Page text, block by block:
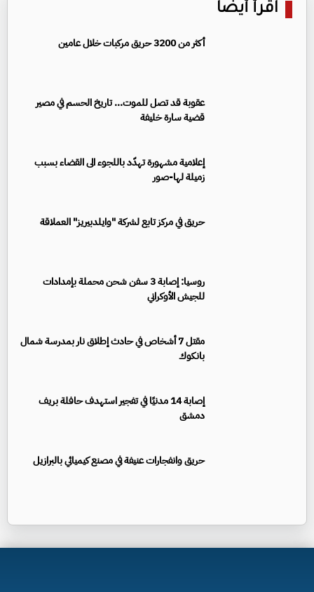
اقرأ أيضا
أكثر من 3200 حريق مركبات خلال عامين
عقوبة قد تصل للموت... تاريخ الحسم في مصير
قضية سارة خليفة
إعلامية مشهورة تهدّد باللجوء الى القضاء بسبب
زميلة لها-صور
حريق في مركز تابع لشركة "وايلدبيريز" العملاقة
روسيا: إصابة 3 سفن شحن محملة بإمدادات
للجيش الأوكراني
مقتل 7 أشخاص في حادث إطلاق نار بمدرسة شمال
بانكوك
إصابة 14 مدنيًا في تفجير استهدف حافلة بريف
دمشق
حريق وانفجارات عنيفة في مصنع كيميائي بالبرازيل